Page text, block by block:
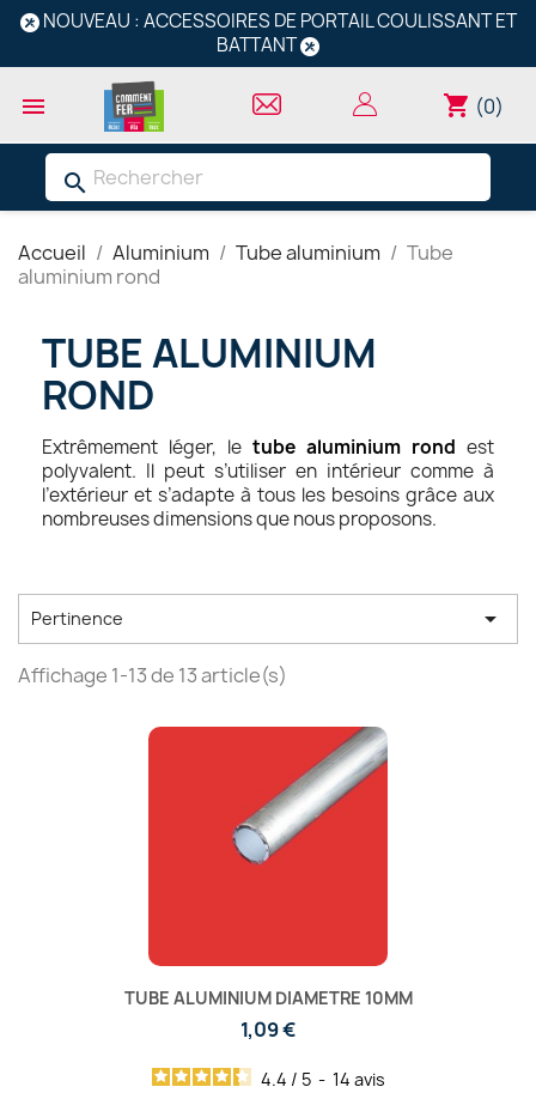
NOUVEAU : ACCESSOIRES DE PORTAIL COULISSANT ET
BATTANT
 shopping_cart (0)
search
Accueil Aluminium Tube aluminium
Tube
aluminium rond
TUBE ALUMINIUM
ROND
Extrêmement léger, le tube aluminium rond est
polyvalent. Il peut s’utiliser en intérieur comme à
l’extérieur et s’adapte à tous les besoins grâce aux
nombreuses dimensions que nous proposons.
Pertinence 
Affichage 1-13 de 13 article(s)
TUBE ALUMINIUM DIAMETRE 10MM
1,09 €
4.4 / 5 - 14 avis